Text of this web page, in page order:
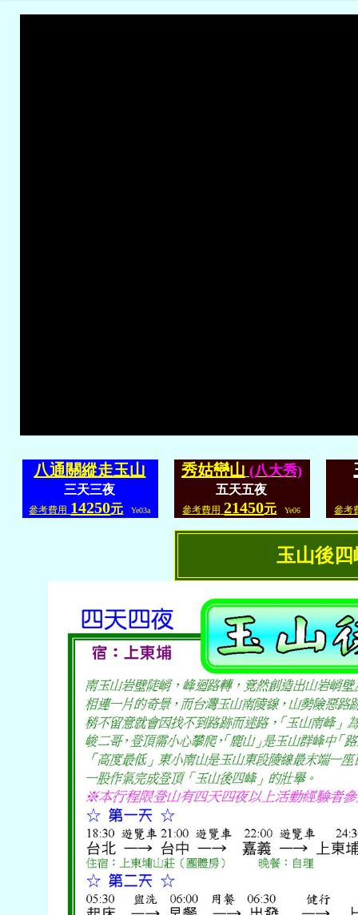
八通關縱走玉山
三天三夜
參考費用 14250元 Ye03a
秀姑巒山 (八大秀)
五天五夜
參考費用 21450元 Ye06 參考
玉山後四